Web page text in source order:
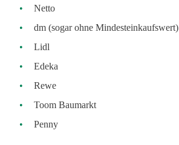
Netto
dm (sogar ohne Mindesteinkaufswert)
Lidl
Edeka
Rewe
Toom Baumarkt
Penny